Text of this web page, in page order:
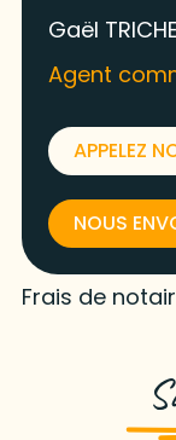
Gaël
Agent
APPELEZ
NOUS
Frais de